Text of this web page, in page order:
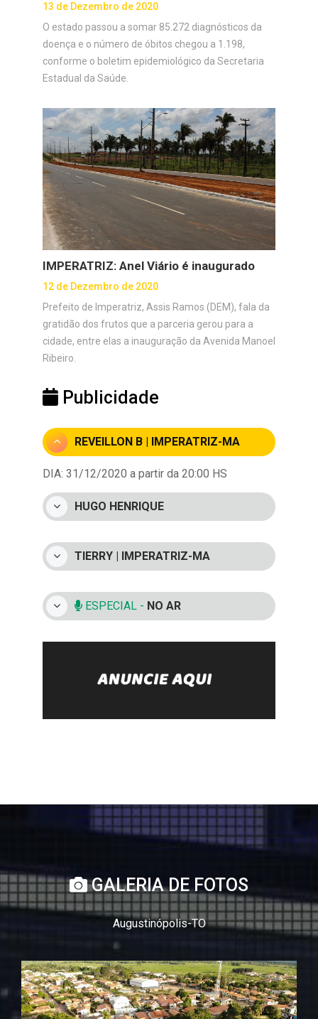
13 de Dezembro de 2020
O estado passou a somar 85.272 diagnósticos da
doença e o número de óbitos chegou a 1.198,
conforme o boletim epidemiológico da Secretaria
Estadual da Saúde.
IMPERATRIZ: Anel Viário é inaugurado
12 de Dezembro de 2020
Prefeito de Imperatriz, Assis Ramos (DEM), fala da
gratidão dos frutos que a parceria gerou para a
cidade, entre elas a inauguração da Avenida Manoel
Ribeiro.
Publicidade
REVEILLON B | IMPERATRIZ-MA
DIA: 31/12/2020 a partir da 20:00 HS
HUGO HENRIQUE
TIERRY | IMPERATRIZ-MA
ESPECIAL - NO AR
GALERIA DE FOTOS
Augustinópolis-TO